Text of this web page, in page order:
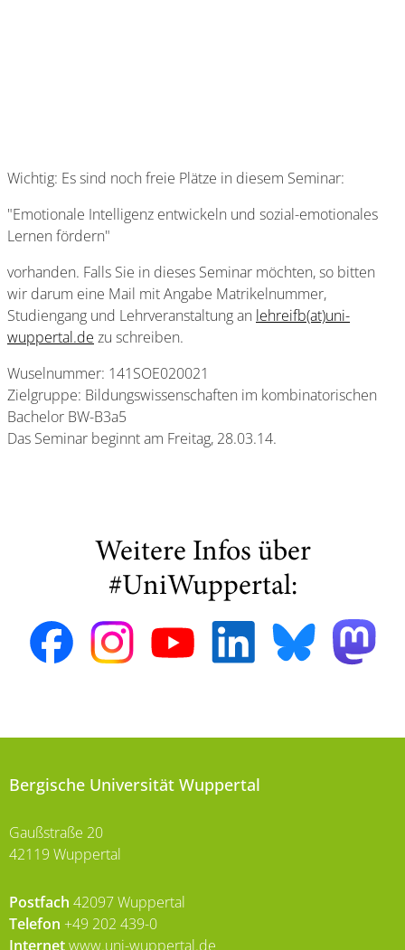
Wichtig: Es sind noch freie Plätze in diesem Seminar:
"Emotionale Intelligenz entwickeln und sozial-emotionales
Lernen fördern"
vorhanden. Falls Sie in dieses Seminar möchten, so bitten
wir darum eine Mail mit Angabe Matrikelnummer,
Studiengang und Lehrveranstaltung an lehreifb(at)uni-
wuppertal.de zu schreiben.
Wuselnummer: 141SOE020021
Zielgruppe: Bildungswissenschaften im kombinatorischen
Bachelor BW-B3a5
Das Seminar beginnt am Freitag, 28.03.14.
Weitere Infos über
#UniWuppertal:
Bergische Universität Wuppertal
Gaußstraße 20
42119 Wuppertal
Postfach 42097 Wuppertal
Telefon +49 202 439-0
Internetwww.uni-wuppertal.de